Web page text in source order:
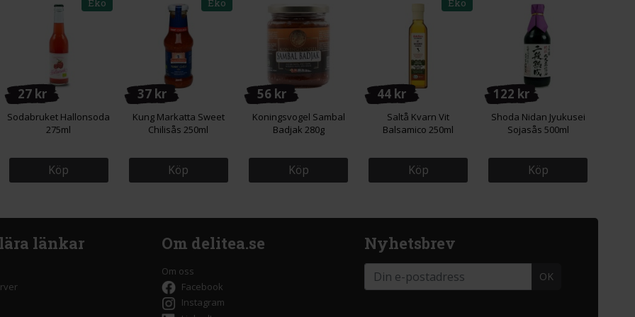
27 kr
Eko
Sodabruket Hallonsoda
275ml
Köp
37 kr
Eko
Kung Markatta Sweet
Chilisås 250ml
Köp
56 kr
Koningsvogel Sambal
Badjak 280g
Köp
44 kr
Eko
Saltå Kvarn Vit
Balsamico 250ml
Köp
122 kr
Shoda Nidan Jyukusei
Sojasås 500ml
Köp
länkar Om delitea.se
Om oss
Facebook
Instagram
Nyhetsbrev
OK